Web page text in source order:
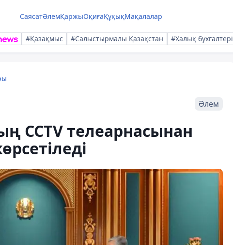
СаясатӘлемҚаржыОқиғаҚұқықМақалалар
#Қазақмыс #Салыстырмалы Қазақстан #Халық бухгалтері
Әлем
CCTV телеарнасынан